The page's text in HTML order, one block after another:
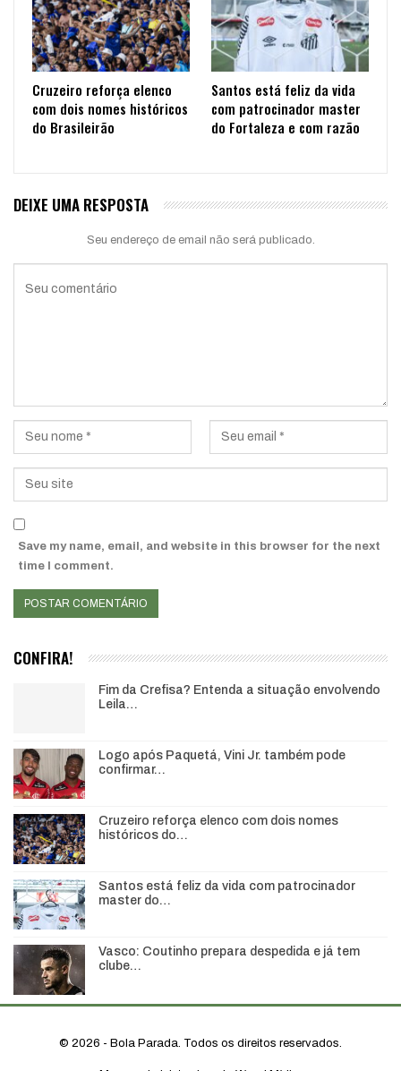
Cruzeiro reforça elenco
com dois nomes históricos
do Brasileirão
Santos está feliz da vida
com patrocinador master
do Fortaleza e com razão
DEIXE UMA RESPOSTA
Seu endereço de email não será publicado.
Save my name, email, and website in this browser for the next
time I comment.
CONFIRA!
Fim da Crefisa? Entenda a situação envolvendo
Leila…
Logo após Paquetá, Vini Jr. também pode
confirmar…
Cruzeiro reforça elenco com dois nomes
históricos do…
Santos está feliz da vida com patrocinador
master do…
Vasco: Coutinho prepara despedida e já tem
clube…
© 2026 - Bola Parada. Todos os direitos reservados.